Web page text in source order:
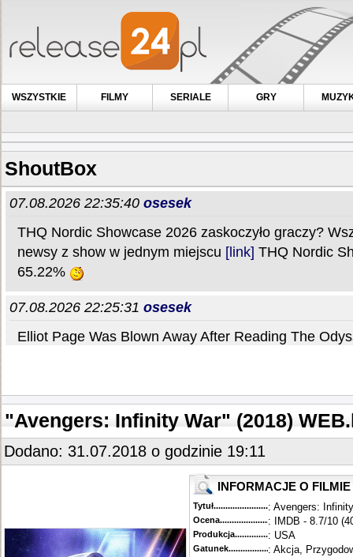
WSZYSTKIE FILMY SERIALE GRY
ShoutBox
"Avengers: Infinity War" (2018)
Dodano: 31.07.2018 o godzinie 19:11
INFORMACJE O FILMIE
Tytuł............................................
: Avengers:
Ocena.............................................
: IMDB - 8.7/10
Produkcja.........................................
: USA
Gatunek...........................................
: Akcja,